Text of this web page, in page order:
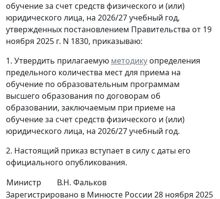
обучение за счет средств физического и (или)
юридического лица, на 2026/27 учебный год,
утвержденных постановлением Правительства от 19
ноября 2025 г. N 1830, приказываю:
1. Утвердить прилагаемую методику определения
предельного количества мест для приема на
обучение по образовательным программам
высшего образования по договорам об
образовании, заключаемым при приеме на
обучение за счет средств физического и (или)
юридического лица, на 2026/27 учебный год.
2. Настоящий приказ вступает в силу с даты его
официального опубликования.
Министр
В.Н. Фальков
Зарегистрировано в Минюсте России 28 ноября 2025